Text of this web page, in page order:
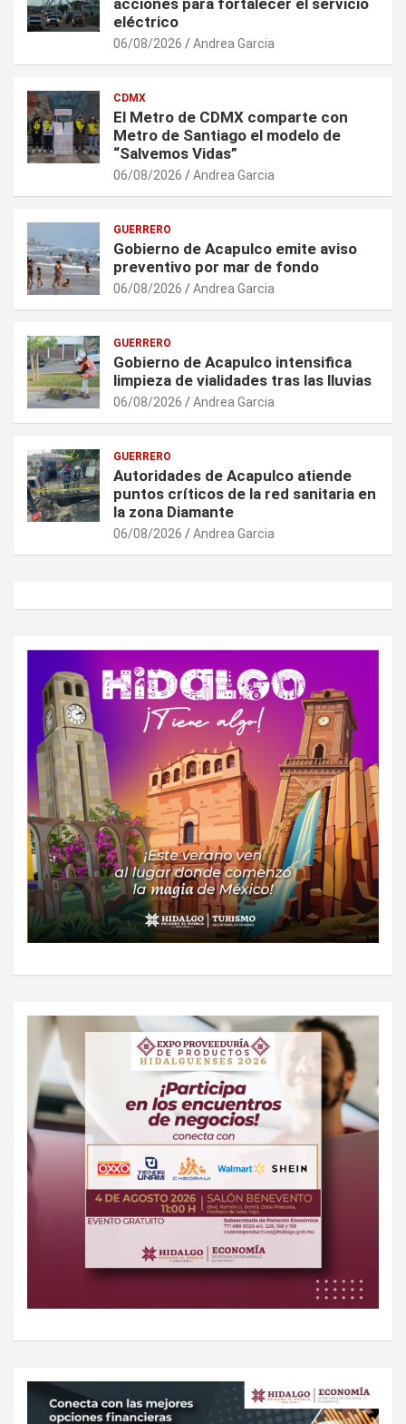
eléctrico
06/08/2026 Andrea Garcia
CDMX
El Metro de CDMX comparte con
Metro de Santiago el modelo de
“Salvemos Vidas”
06/08/2026 Andrea Garcia
GUERRERO
Gobierno de Acapulco emite aviso
preventivo por mar de fondo
06/08/2026 Andrea Garcia
GUERRERO
Gobierno de Acapulco intensifica
limpieza de vialidades tras las lluvias
06/08/2026 Andrea Garcia
GUERRERO
Autoridades de Acapulco atiende
puntos críticos de la red sanitaria en
la zona Diamante
06/08/2026 Andrea Garcia